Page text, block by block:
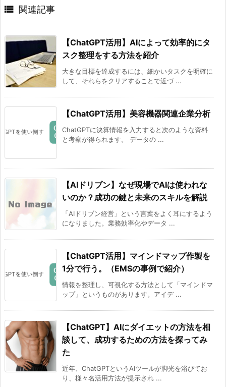
 関連記事
【ChatGPT活用】AIによって効率的にタ
スク整理をする方法を紹介
大きな目標を達成するには、細かいタスクを明確に
して、それらをクリアすることで近づ ...
【ChatGPT活用】美容機器関連企業分析
ChatGPTに決算情報を入力すると次のような資料
と考察が得られます。 データの ...
【AIドリブン】なぜ現場でAIは使われな
いのか？成功の鍵と未来のスキルを解説
「AIドリブン経営」という言葉をよく耳にするよう
になりました。業務効率化やデータ ...
【ChatGPT活用】マインドマップ作製を
1分で行う。（EMSの事例で紹介）
情報を整理し、可視化する方法として「マインドマ
ップ」というものがあります。アイデ ...
【ChatGPT】AIにダイエットの方法を相
談して、成功するための方法を探ってみ
た
近年、ChatGPTというAIツールが脚光を浴びてお
り、様々名活用方法が提示され ...